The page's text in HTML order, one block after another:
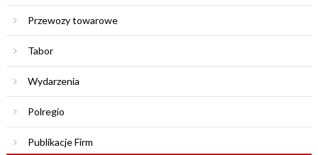
Przewozy towarowe
Tabor
Wydarzenia
Polregio
Publikacje Firm